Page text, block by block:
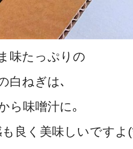
味たっぷりの
白ねぎは､
ら味噌汁に｡
良く美味しいですよ